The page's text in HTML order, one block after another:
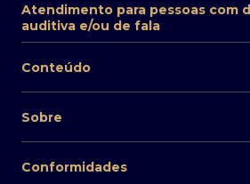
Atendimento para pessoas com
auditiva e/ou de fala
Conteúdo
Sobre
Conformidades